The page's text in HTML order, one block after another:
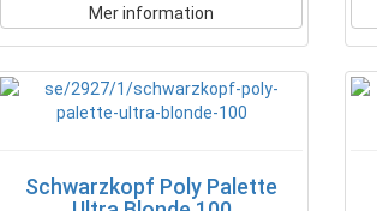
Mer information
Schwarzkopf Poly Palette